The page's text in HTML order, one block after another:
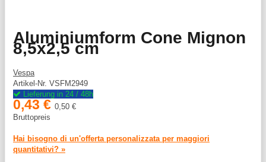
Aluminiumform Cone Mignon
8,5x2,5 cm
Vespa
Artikel-Nr. VSFM2949
Lieferung in 24 / 48h
0,43 € 0,50 €
Bruttopreis
Hai bisogno di un'offerta personalizzata per maggiori
quantitativi? »